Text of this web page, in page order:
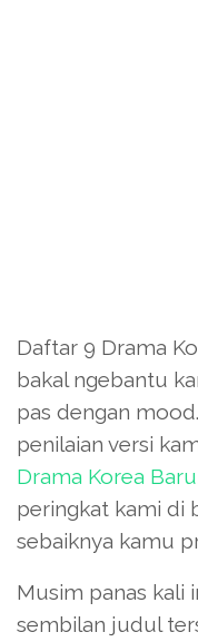
Daftar 9 Drama
bakal ngebantu
pas dengan
penilaian versi
Drama Korea Baru
peringkat kami di
sebaiknya kamu
Musim panas kali
sembilan judul